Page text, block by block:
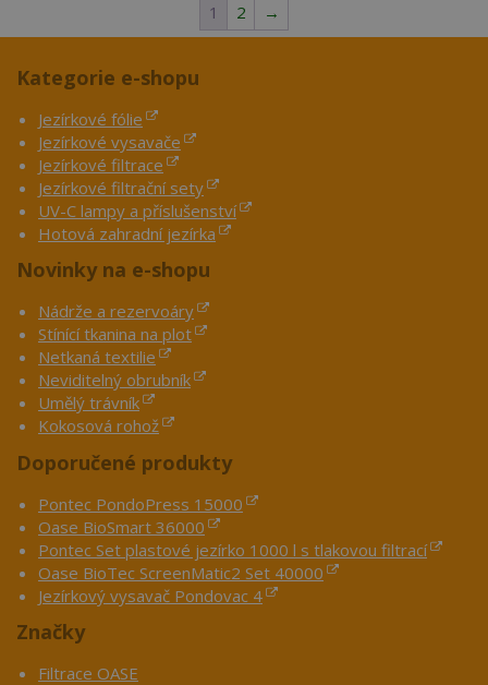
1 2 →
Kategorie e-shopu
Jezírkové fólie
Jezírkové vysavače
Jezírkové filtrace
Jezírkové filtrační sety
UV-C lampy a příslušenství
Hotová zahradní jezírka
Novinky na e-shopu
Nádrže a rezervoáry
Stínící tkanina na plot
Netkaná textilie
Neviditelný obrubník
Umělý trávník
Kokosová rohož
Doporučené produkty
Pontec PondoPress 15000
Oase BioSmart 36000
Pontec Set plastové jezírko 1000 l s tlakovou filtrací
Oase BioTec ScreenMatic2 Set 40000
Jezírkový vysavač Pondovac 4
Značky
Filtrace OASE